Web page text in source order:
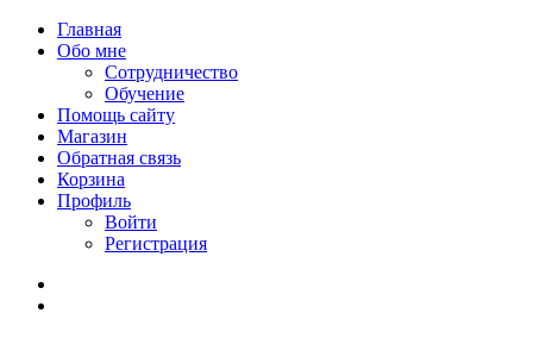
Главная
Обо мне
Сотрудничество
Обучение
Помощь сайту
Магазин
Обратная связь
Корзина
Профиль
Войти
Регистрация